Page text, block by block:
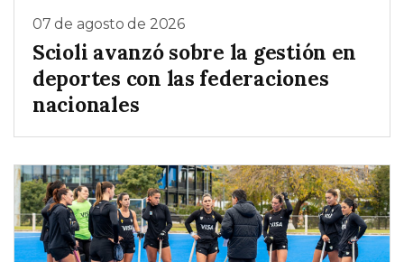
07 de agosto de 2026
Scioli avanzó sobre la gestión en
deportes con las federaciones
nacionales